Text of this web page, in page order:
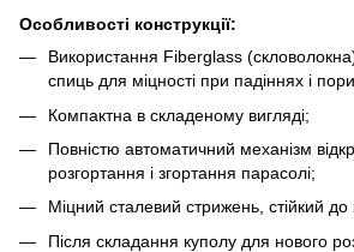
Особливості конструкції:
Використання Fiberglass (скловолокна)
спиць для міцності при падіннях і
Компактна в складеному вигляді;
Повністю автоматичний механізм
розгортання і згортання парасолі;
Міцний сталевий стрижень, стійкий
Після складання куполу для нового